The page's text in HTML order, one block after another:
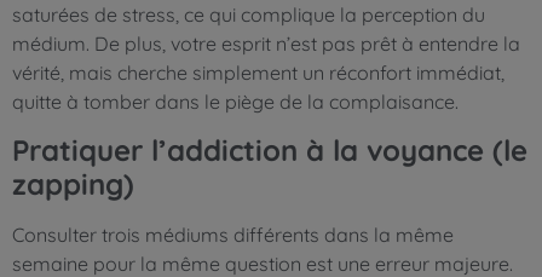
saturées de stress, ce qui complique la perception du
médium. De plus, votre esprit n’est pas prêt à entendre la
vérité, mais cherche simplement un réconfort immédiat,
quitte à tomber dans le piège de la complaisance.
Pratiquer l’addiction à la voyance (le
zapping)
Consulter trois médiums différents dans la même
semaine pour la même question est une erreur majeure.